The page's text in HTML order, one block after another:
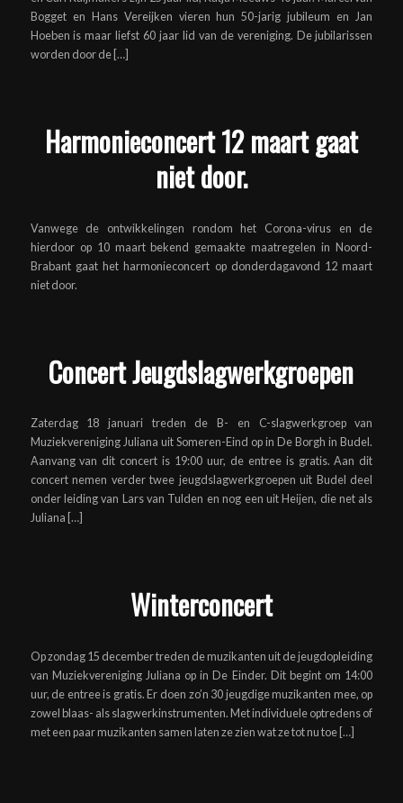
Bogget en Hans Vereijken vieren hun 50-jarig jubileum en Jan
Hoeben is maar liefst 60 jaar lid van de vereniging. De jubilarissen
worden door de […]
Harmonieconcert 12 maart gaat
niet door.
Vanwege de ontwikkelingen rondom het Corona-virus en de
hierdoor op 10 maart bekend gemaakte maatregelen in Noord-
Brabant gaat het harmonieconcert op donderdagavond 12 maart
niet door.
Concert Jeugdslagwerkgroepen
Zaterdag 18 januari treden de B- en C-slagwerkgroep van
Muziekvereniging Juliana uit Someren-Eind op in De Borgh in Budel.
Aanvang van dit concert is 19:00 uur, de entree is gratis. Aan dit
concert nemen verder twee jeugdslagwerkgroepen uit Budel deel
onder leiding van Lars van Tulden en nog een uit Heijen, die net als
Juliana […]
Winterconcert
Op zondag 15 december treden de muzikanten uit de jeugdopleiding
van Muziekvereniging Juliana op in De Einder. Dit begint om 14:00
uur, de entree is gratis. Er doen zo’n 30 jeugdige muzikanten mee, op
zowel blaas- als slagwerkinstrumenten. Met individuele optredens of
met een paar muzikanten samen laten ze zien wat ze tot nu toe […]